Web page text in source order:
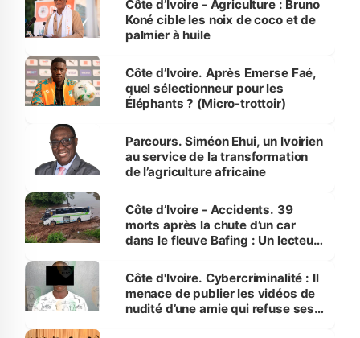
Côte d’Ivoire - Agriculture : Bruno
Koné cible les noix de coco et de
palmier à huile
Côte d’Ivoire. Après Emerse Faé,
quel sélectionneur pour les
Éléphants ? (Micro-trottoir)
Parcours. Siméon Ehui, un Ivoirien
au service de la transformation
de l’agriculture africaine
Côte d’Ivoire - Accidents. 39
morts après la chute d’un car
dans le fleuve Bafing : Un lecteur
des Transports
Côte d'Ivoire. Cybercriminalité : Il
menace de publier les vidéos de
nudité d’une amie qui refuse ses